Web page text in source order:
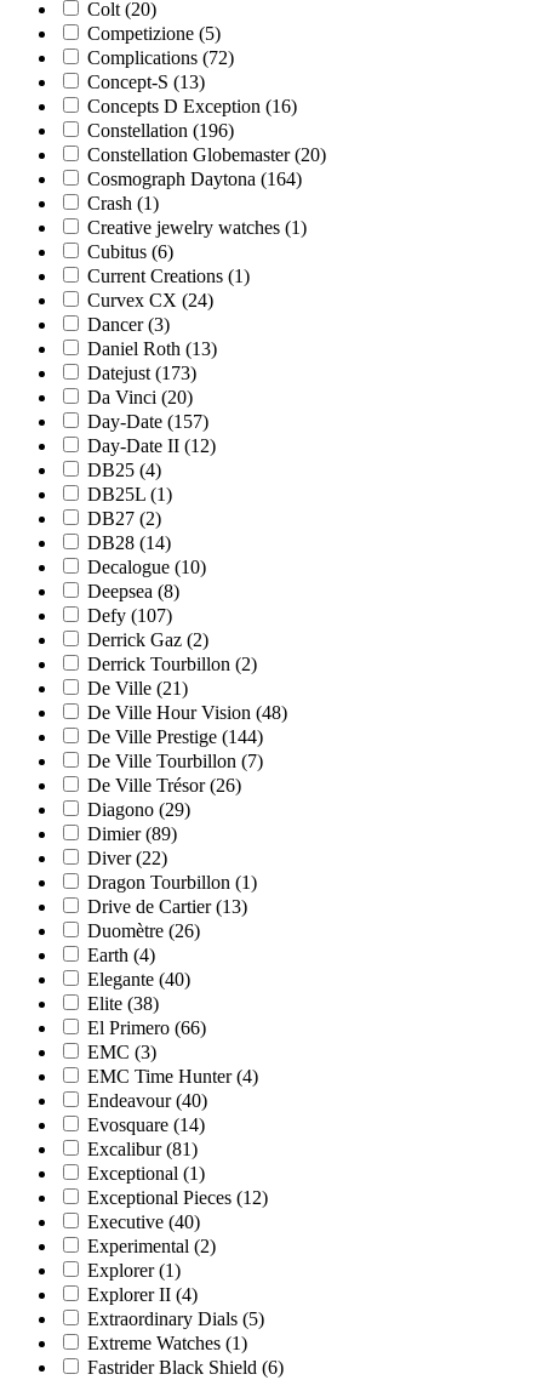
Colt (20)
Competizione (5)
Complications (72)
Concept-S (13)
Concepts D Exception (16)
Constellation (196)
Constellation Globemaster (20)
Cosmograph Daytona (164)
Crash (1)
Creative jewelry watches (1)
Cubitus (6)
Current Creations (1)
Curvex CX (24)
Dancer (3)
Daniel Roth (13)
Datejust (173)
Da Vinci (20)
Day-Date (157)
Day-Date II (12)
DB25 (4)
DB25L (1)
DB27 (2)
DB28 (14)
Decalogue (10)
Deepsea (8)
Defy (107)
Derrick Gaz (2)
Derrick Tourbillon (2)
De Ville (21)
De Ville Hour Vision (48)
De Ville Prestige (144)
De Ville Tourbillon (7)
De Ville Trésor (26)
Diagono (29)
Dimier (89)
Diver (22)
Dragon Tourbillon (1)
Drive de Cartier (13)
Duomètre (26)
Earth (4)
Elegante (40)
Elite (38)
El Primero (66)
EMC (3)
EMC Time Hunter (4)
Endeavour (40)
Evosquare (14)
Excalibur (81)
Exceptional (1)
Exceptional Pieces (12)
Executive (40)
Experimental (2)
Explorer (1)
Explorer II (4)
Extraordinary Dials (5)
Extreme Watches (1)
Fastrider Black Shield (6)